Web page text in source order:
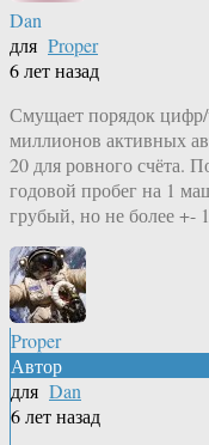
Dan
для Proper
6 лет назад
Смущает порядок
миллионов активных
20 для ровного счёта.
годовой пробег на 1
грубый, но не более +-
Proper
Автор
для Dan
6 лет назад